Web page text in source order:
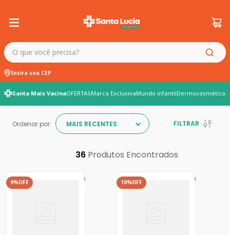
O que você precisa?
Insira seu CEP
Santa Mais VacinaOFERTASMarca ExclusivaMundo infantilDermocosméticos
Ordenar por: MAIS RECENTES FILTRAR
36
9%OFF 10%OFF